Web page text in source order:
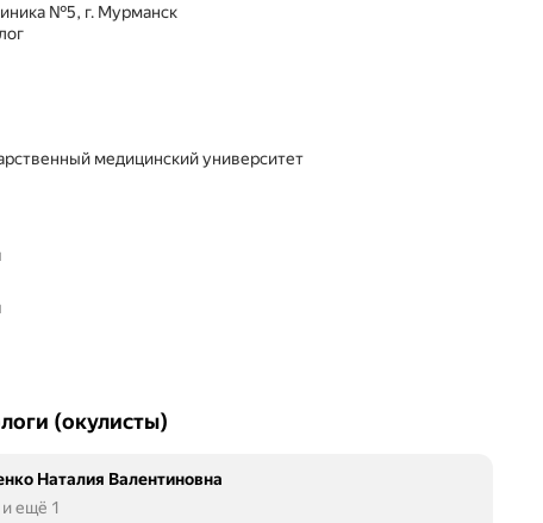
№5, г. Мурманск
медицинский университет
(окулисты)
Наталия Валентиновна
и ещё 1